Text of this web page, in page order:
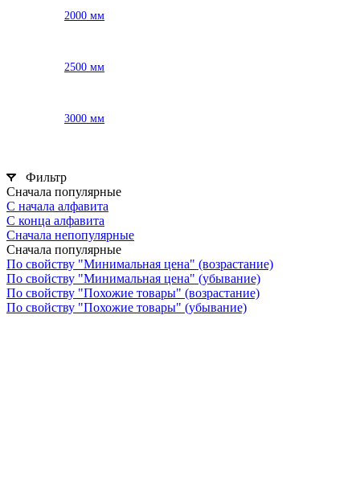
2000 мм
2500 мм
3000 мм
Фильтр
Сначала популярные
С начала алфавита
С конца алфавита
Сначала непопулярные
Сначала популярные
По свойству "Минимальная цена" (возрастание)
По свойству "Минимальная цена" (убывание)
По свойству "Похожие товары" (возрастание)
По свойству "Похожие товары" (убывание)